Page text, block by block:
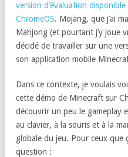
version d’évaluation
ChromeOS. Mojang, que j’ai
Mahjong (et pourtant j’y joue
décidé de travailler sur une
son application mobile
Dans ce contexte, je voulais
cette démo de Minecraft sur
découvrir un peu le gameplay
au clavier, à la souris et à la
globale du jeu. Pour ceux que
question :